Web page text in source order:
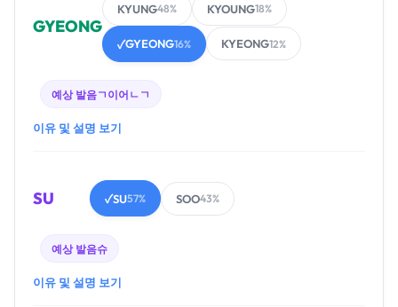
GYEONG
KYUNG48% KYOUNG18%
✓GYEONG16% KYEONG12%
예상 발음ㄱ이어ㄴㄱ
이유 및 설명 보기
SU ✓SU57% SOO43%
예상 발음슈
이유 및 설명 보기